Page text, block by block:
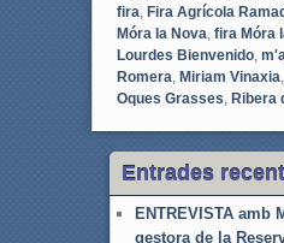
fira Fira Agrícola
Móra la Nova fira Móra
Lourdes Bienvenido,
Romera Miriam Vinaxia
Oques Grasses Ribera
Entrades
ENTREVISTA amb
gestora de la